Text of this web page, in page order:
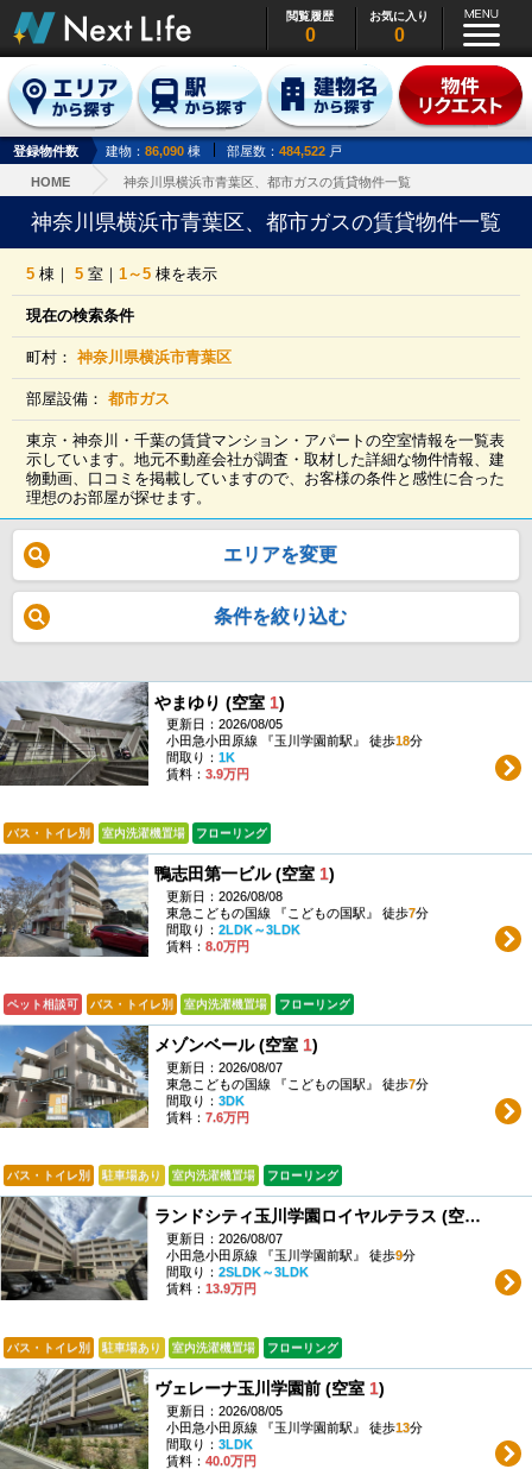
閲覧履歴
0
お気に入り
0
登録物件数 建物： 86,090 棟 部屋数： 484,522 戸
HOME 神奈川県横浜市青葉区、都市ガスの賃貸物件一覧
神奈川県横浜市青葉区、都市ガスの賃貸物件一覧
5 棟｜5 室｜1～5 棟を表示
現在の検索条件
町村：神奈川県横浜市青葉区
部屋設備：都市ガス
東京・神奈川・千葉の賃貸マンション・アパートの空室情報を一覧表
示しています。地元不動産会社が調査・取材した詳細な物件情報、建
物動画、口コミを掲載していますので、お客様の条件と感性に合った
理想のお部屋が探せます。
エリアを変更
条件を絞り込む
やまゆり (空室 1)
更新日：2026/08/05
小田急小田原線 『玉川学園前駅』 徒歩18分
間取り： 1K
賃料： 3.9万円
バス・トイレ別 室内洗濯機置場 フローリング
鴨志田第一ビル (空室 1)
更新日：2026/08/08
東急こどもの国線 『こどもの国駅』 徒歩7分
間取り： 2LDK～3LDK
賃料： 8.0万円
ペット相談可 バス・トイレ別 室内洗濯機置場 フローリング
メゾンベール (空室 1)
更新日：2026/08/07
東急こどもの国線 『こどもの国駅』 徒歩7分
間取り： 3DK
賃料： 7.6万円
バス・トイレ別 駐車場あり 室内洗濯機置場 フローリング
ランドシティ玉川学園ロイヤルテラス (空室
更新日：2026/08/07
小田急小田原線 『玉川学園前駅』 徒歩9分
間取り： 2SLDK～3LDK
賃料： 13.9万円
バス・トイレ別 駐車場あり 室内洗濯機置場 フローリング
ヴェレーナ玉川学園前 (空室 1)
更新日：2026/08/05
小田急小田原線 『玉川学園前駅』 徒歩13分
間取り： 3LDK
賃料： 40.0万円